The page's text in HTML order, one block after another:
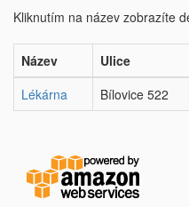
Kliknutím na název zobrazíte
Název Ulice
Lékárna
Bílovice 522